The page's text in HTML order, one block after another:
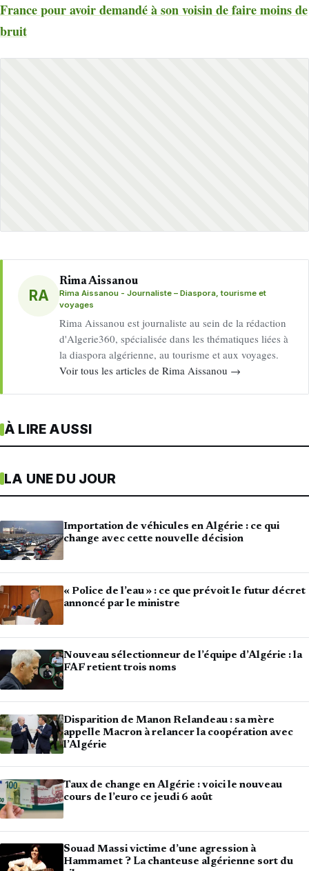
France pour avoir demandé à son voisin de faire moins de
bruit
RA
Rima Aissanou
Rima Aissanou - Journaliste – Diaspora, tourisme et
voyages
Rima Aissanou est journaliste au sein de la rédaction
d'Algerie360, spécialisée dans les thématiques liées à
la diaspora algérienne, au tourisme et aux voyages.
Voir tous les articles de Rima Aissanou →
À LIRE AUSSI
LA UNE DU JOUR
Importation de véhicules en Algérie : ce qui
change avec cette nouvelle décision
« Police de l’eau » : ce que prévoit le futur décret
annoncé par le ministre
Nouveau sélectionneur de l’équipe d’Algérie : la
FAF retient trois noms
Disparition de Manon Relandeau : sa mère
appelle Macron à relancer la coopération avec
l’Algérie
Taux de change en Algérie : voici le nouveau
cours de l’euro ce jeudi 6 août
Souad Massi victime d’une agression à
Hammamet ? La chanteuse algérienne sort du